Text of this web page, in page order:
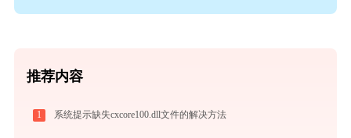
推荐内容
1 系统提示缺失cxcore100.dll文件的解决方法